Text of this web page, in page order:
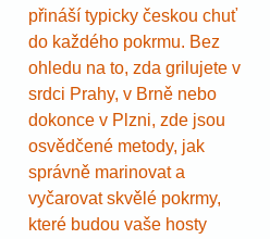
přináší typicky českou chuť
do každého pokrmu. Bez
ohledu na to, zda grilujete v
srdci Prahy, v Brně nebo
dokonce v Plzni, zde jsou
osvědčené metody, jak
správně marinovat a
vyčarovat skvělé pokrmy,
které budou vaše hosty